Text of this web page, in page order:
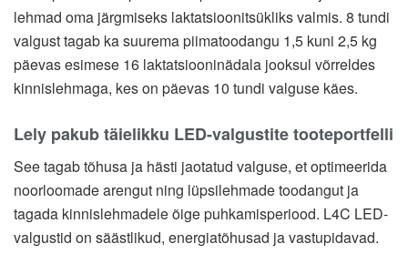
lehmad oma järgmiseks laktatsioonitsükliks valmis. 8 tundi
valgust tagab ka suurema piimatoodangu 1,5 kuni 2,5 kg
päevas esimese 16 laktatsiooninädala jooksul võrreldes
kinnislehmaga, kes on päevas 10 tundi valguse käes.
Lely pakub täielikku LED-valgustite tooteportfelli
See tagab tõhusa ja hästi jaotatud valguse, et optimeerida
noorloomade arengut ning lüpsilehmade toodangut ja
tagada kinnislehmadele õige puhkamisperiood. L4C LED-
valgustid on säästlikud, energiatõhusad ja vastupidavad.